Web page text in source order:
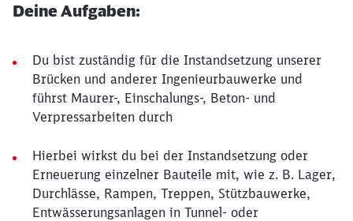
Deine Aufgaben:
Du bist zuständig für die Instandsetzung unserer
Brücken und anderer Ingenieurbauwerke und
führst Maurer-, Einschalungs-, Beton- und
Verpressarbeiten durch
Hierbei wirkst du bei der Instandsetzung oder
Erneuerung einzelner Bauteile mit, wie z. B. Lager,
Durchlässe, Rampen, Treppen, Stützbauwerke,
Entwässerungsanlagen in Tunnel- oder